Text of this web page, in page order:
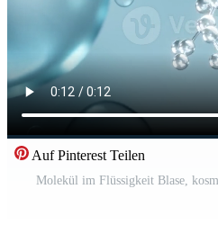
Auf Pinterest Teilen